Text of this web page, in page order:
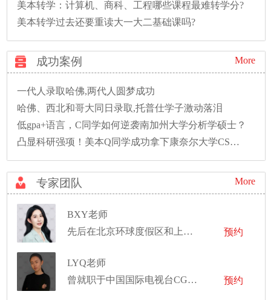
美本转学：计算机、商科、工程哪些课程最难转学分?
美本转学过去还要重读大一大二基础课吗?
成功案例 More
一代人录取哈佛,两代人圆梦成功
哈佛、西北和哥大同日录取,托普仕学子激动落泪
低gpa+语言，C同学如何逆袭南加州大学分析学硕士？
凸显科研强项！美本Q同学成功拿下康奈尔大学CS硕士录取！
专家团队 More
BXY老师
先后在北京环球度假区和上海迪士尼度假区工作，任职舞台经理
预约
LYQ老师
曾就职于中国国际电视台CGTN，参与并制作多部纪录片
预约